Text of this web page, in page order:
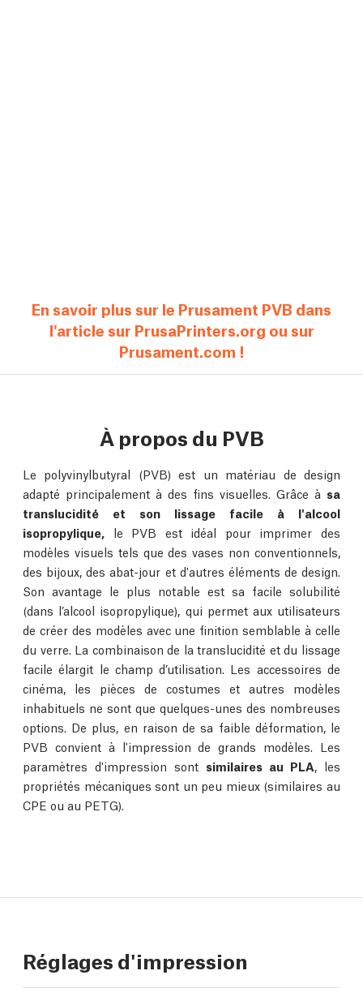
En savoir plus sur le Prusament PVB dans
l'article sur PrusaPrinters.org ou sur
Prusament.com !
À propos du PVB
Le polyvinylbutyral (PVB) est un matériau de design
adapté principalement à des fins visuelles. Grâce à sa
translucidité et son lissage facile à l'alcool
isopropylique, le PVB est idéal pour imprimer des
modèles visuels tels que des vases non conventionnels,
des bijoux, des abat-jour et d'autres éléments de design.
Son avantage le plus notable est sa facile solubilité
(dans l’alcool isopropylique), qui permet aux utilisateurs
de créer des modèles avec une finition semblable à celle
du verre. La combinaison de la translucidité et du lissage
facile élargit le champ d’utilisation. Les accessoires de
cinéma, les pièces de costumes et autres modèles
inhabituels ne sont que quelques-unes des nombreuses
options. De plus, en raison de sa faible déformation, le
PVB convient à l'impression de grands modèles. Les
paramètres d'impression sont similaires au PLA, les
propriétés mécaniques sont un peu mieux (similaires au
CPE ou au PETG).
Réglages d'impression